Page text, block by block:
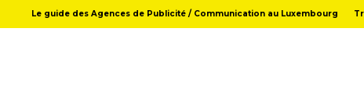
Le guide des Agences de Publicité / Communication au Luxembourg